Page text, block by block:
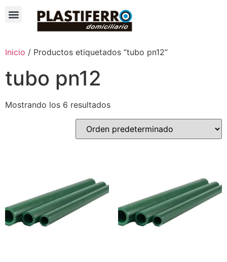
Inicio / Productos etiquetados “tubo pn12”
tubo pn12
Mostrando los 6 resultados